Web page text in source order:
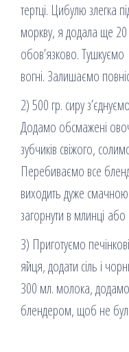
тертці. Цибулю злегка
моркву, я додала ще
обов’язково.
вогні. Залишаємо
2) 500 гр. сиру
Додамо обсмажені
зубчиків свіжого,
Перебиваємо все
виходить дуже
загорнути в млинці
3) Приготуємо
яйця, додати сіль і
300 мл. молока,
блендером, щоб не